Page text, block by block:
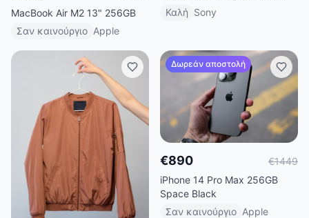
MacBook Air M2 13" 256GB
Σαν καινούργιο Apple
Καλή Sony
Δωρεάν αποστολή
€890 €1449
iPhone 14 Pro Max 256GB
Space Black
Σαν καινούργιο Apple